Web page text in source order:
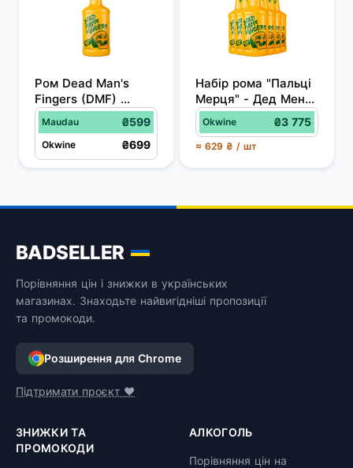
Ром Dead Man's
Fingers (DMF)
Mango 0.7 л 37.5%
Maudau ₴599
Okwine ₴699
Набір рома "Пальці
Мерця" - Дед Менс
Фінгерс, Манго /
Dead Man's Fingers
(DMF), Mango,
Okwine ₴3 775
≈ 629 ₴ / шт
BADSELLER
Порівняння цін і знижки в українських
магазинах. Знаходьте найвигідніші пропозиції
та промокоди.
Розширення для Chrome
Підтримати проєкт ❤️
ЗНИЖКИ ТА
ПРОМОКОДИ
АЛКОГОЛЬ
Порівняння цін на